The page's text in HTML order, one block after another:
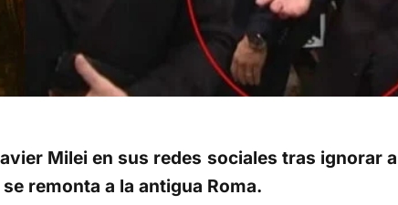
Milei en sus redes sociales tras ignorar a
remonta a la antigua Roma.